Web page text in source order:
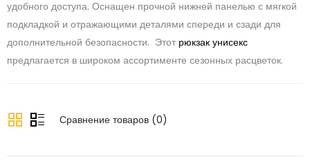
удобного доступа. Оснащен прочной нижней панелью с мягкой
подкладкой и отражающими деталями спереди и сзади для
дополнительной безопасности. Этот рюкзак унисекс
предлагается в широком ассортименте сезонных расцветок.
Сравнение товаров (0)